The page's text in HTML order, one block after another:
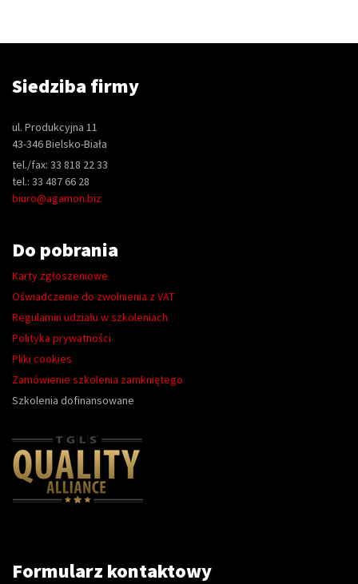
Siedziba firmy
ul. Produkcyjna 11
43-346 Bielsko-Biała
tel./fax: 33 818 22 33
tel.: 33 487 66 28
biuro@agamon.biz
Do pobrania
Karty zgłoszeniowe
Oświadczenie do zwolnienia z VAT
Regulamin udziału w szkoleniach
Polityka prywatności
Pliki cookies
Zamówienie szkolenia zamkniętego
Szkolenia dofinansowane
Formularz kontaktowy